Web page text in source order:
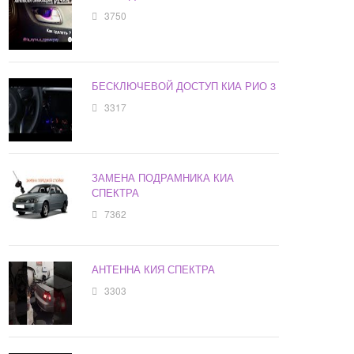
3750
БЕСКЛЮЧЕВОЙ ДОСТУП КИА РИО 3
3317
ЗАМЕНА ПОДРАМНИКА КИА
СПЕКТРА
7362
АНТЕННА КИЯ СПЕКТРА
3303